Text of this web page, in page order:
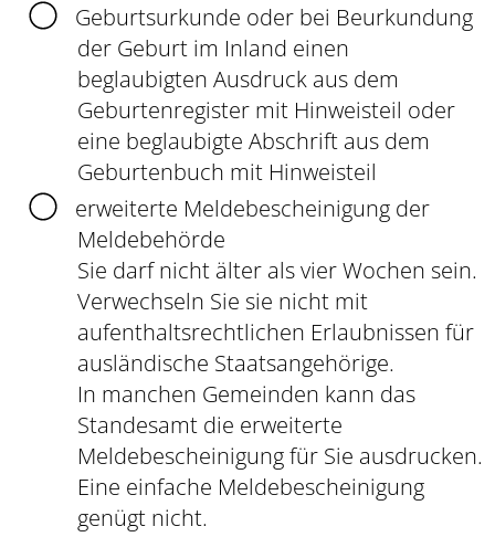
Geburtsurkunde oder bei Beurkundung
der Geburt im Inland einen
beglaubigten Ausdruck aus dem
Geburtenregister mit Hinweisteil oder
eine beglaubigte Abschrift aus dem
Geburtenbuch mit Hinweisteil
erweiterte Meldebescheinigung der
Meldebehörde
Sie darf nicht älter als vier Wochen sein.
Verwechseln Sie sie nicht mit
aufenthaltsrechtlichen Erlaubnissen für
ausländische Staatsangehörige.
In manchen Gemeinden kann das
Standesamt die erweiterte
Meldebescheinigung für Sie ausdrucken.
Eine einfache Meldebescheinigung
genügt nicht.